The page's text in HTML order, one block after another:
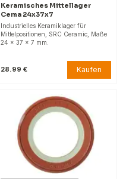
Keramisches Mittellager
Cema 24x37x7
Industrielles Keramiklager für
Mittelpositionen, SRC Ceramic, Maße
24 x 37 x 7 mm.
28.99 € Kaufen